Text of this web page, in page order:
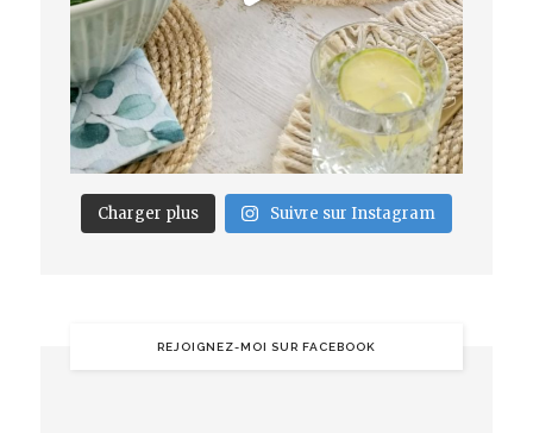
Charger plus Suivre sur Instagram
REJOIGNEZ-MOI SUR FACEBOOK